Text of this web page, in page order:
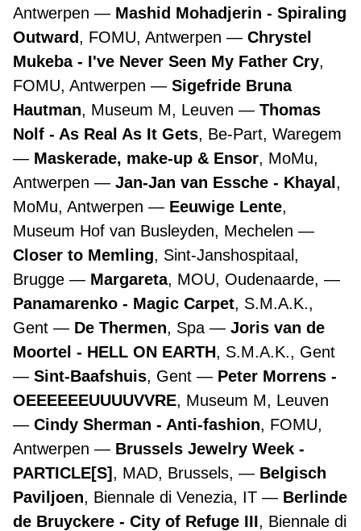
Antwerpen
Mashid Mohadjerin - Spiraling
Outward, FOMU, Antwerpen
Chrystel
Mukeba - I've Never Seen My Father Cry,
FOMU, Antwerpen
Sigefride Bruna
Hautman, Museum M, Leuven
Thomas
Nolf - As Real As It Gets, Be-Part, Waregem
Maskerade, make-up & Ensor, MoMu,
Antwerpen
Jan-Jan van Essche - Khayal ,
MoMu, Antwerpen
Eeuwige Lente,
Museum Hof van Busleyden, Mechelen
Closer to Memling, Sint-Janshospitaal,
Brugge
Margareta, MOU, Oudenaarde,
Panamarenko - Magic Carpet, S.M.A.K.,
Gent
De Thermen, Spa
Joris van de
Moortel - HELL ON EARTH, S.M.A.K., Gent
Sint-Baafshuis, Gent
Peter Morrens -
OEEEEEEUUUUVVRE, Museum M, Leuven
Cindy Sherman - Anti-fashion, FOMU,
Antwerpen
Brussels Jewelry Week -
PARTICLE[S] , MAD, Brussels,
Belgisch
Paviljoen, Biennale di Venezia, IT
Berlinde
de Bruyckere - City of Refuge III, Biennale di